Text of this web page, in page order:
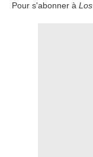
Pour s'abonner à Los